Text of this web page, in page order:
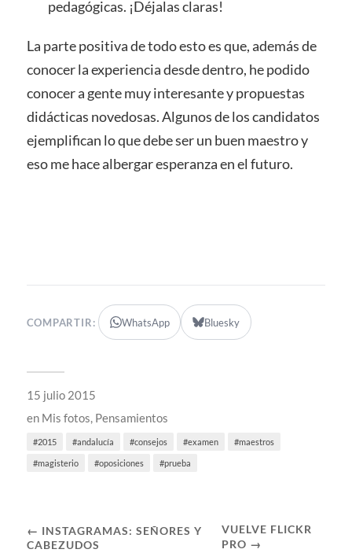
pedagógicas. ¡Déjalas claras!
La parte positiva de todo esto es que, además de
conocer la experiencia desde dentro, he podido
conocer a gente muy interesante y propuestas
didácticas novedosas. Algunos de los candidatos
ejemplifican lo que debe ser un buen maestro y
eso me hace albergar esperanza en el futuro.
COMPARTIR: WhatsApp Bluesky
15 julio 2015
en Mis fotos, Pensamientos
2015 andalucía consejos examen maestros
magisterio oposiciones prueba
← INSTAGRAMAS: SEÑORES Y
CABEZUDOS
VUELVE FLICKR
PRO →